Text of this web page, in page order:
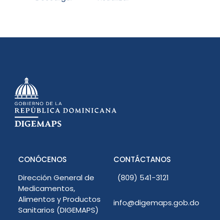
CONÓCENOS
Dirección General de
Medicamentos,
Alimentos y Productos
Sanitarios (DIGEMAPS)
CONTÁCTANOS
(809) 541-3121
info@digemaps.gob.do